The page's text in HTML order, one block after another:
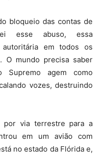
bloqueio das contas de
esse abuso, essa
em todos os
O mundo precisa saber
agem como
vozes, destruindo
por via terrestre para a
em um avião com
no estado da Flórida e,